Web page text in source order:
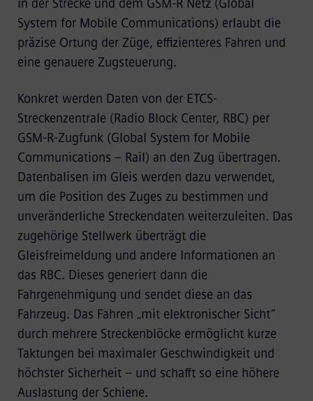
in der Strecke und dem GSM-R Netz (Global
System for Mobile Communications) erlaubt die
präzise Ortung der Züge, effizienteres Fahren und
eine genauere Zugsteuerung.
Konkret werden Daten von der ETCS-
Streckenzentrale (Radio Block Center, RBC) per
GSM-R-Zugfunk (Global System for Mobile
Communications – Rail) an den Zug übertragen.
Datenbalisen im Gleis werden dazu verwendet,
um die Position des Zuges zu bestimmen und
unveränderliche Streckendaten weiterzuleiten. Das
zugehörige Stellwerk überträgt die
Gleisfreimeldung und andere Informationen an
das RBC. Dieses generiert dann die
Fahrgenehmigung und sendet diese an das
Fahrzeug. Das Fahren „mit elektronischer Sicht“
durch mehrere Streckenblöcke ermöglicht kurze
Taktungen bei maximaler Geschwindigkeit und
höchster Sicherheit – und schafft so eine höhere
Auslastung der Schiene.